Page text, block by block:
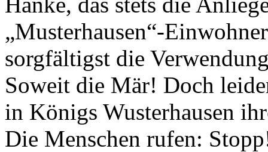
„Musterhausen“-
sorgfältigst die
Soweit die Mär! Doch
in Königs Wusterhausen
Die Menschen rufen: